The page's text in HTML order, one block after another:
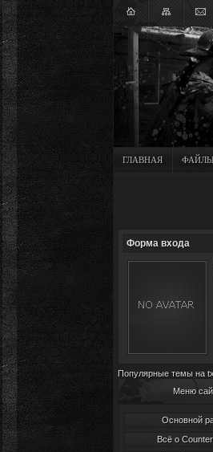
ГЛАВНАЯ
Форма входа
Популярные темы на
Меню
Основной
Всё о